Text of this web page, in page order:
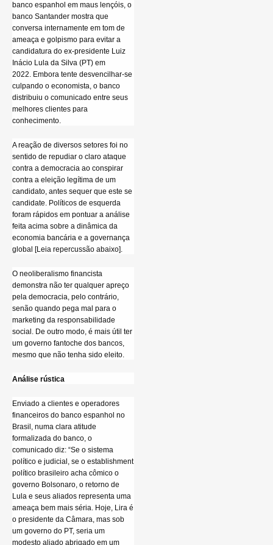
banco espanhol em maus lençóis, o
banco Santander mostra que
conversa internamente em tom de
ameaça e golpismo para evitar a
candidatura do ex-presidente Luiz
Inácio Lula da Silva (PT) em
2022. Embora tente desvencilhar-se
culpando o economista, o banco
distribuiu o comunicado entre seus
melhores clientes para
conhecimento.
A reação de diversos setores foi no
sentido de repudiar o claro ataque
contra a democracia ao conspirar
contra a eleição legítima de um
candidato, antes sequer que este se
candidate. Políticos de esquerda
foram rápidos em pontuar a análise
feita acima sobre a dinâmica da
economia bancária e a governança
global [Leia repercussão abaixo].
O neoliberalismo financista
demonstra não ter qualquer apreço
pela democracia, pelo contrário,
senão quando pega mal para o
marketing da responsabilidade
social. De outro modo, é mais útil ter
um governo fantoche dos bancos,
mesmo que não tenha sido eleito.
Análise rústica
Enviado a clientes e operadores
financeiros do banco espanhol no
Brasil, numa clara atitude
formalizada do banco, o
comunicado diz: “Se o sistema
político e judicial, se o establishment
político brasileiro acha cômico o
governo Bolsonaro, o retorno de
Lula e seus aliados representa uma
ameaça bem mais séria. Hoje, Lira é
o presidente da Câmara, mas sob
um governo do PT, seria um
modesto aliado abrigado em um